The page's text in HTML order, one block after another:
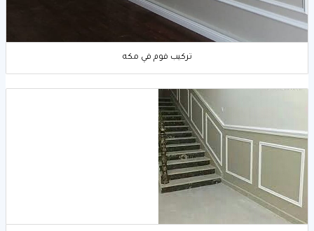
تركيب فوم في مكه